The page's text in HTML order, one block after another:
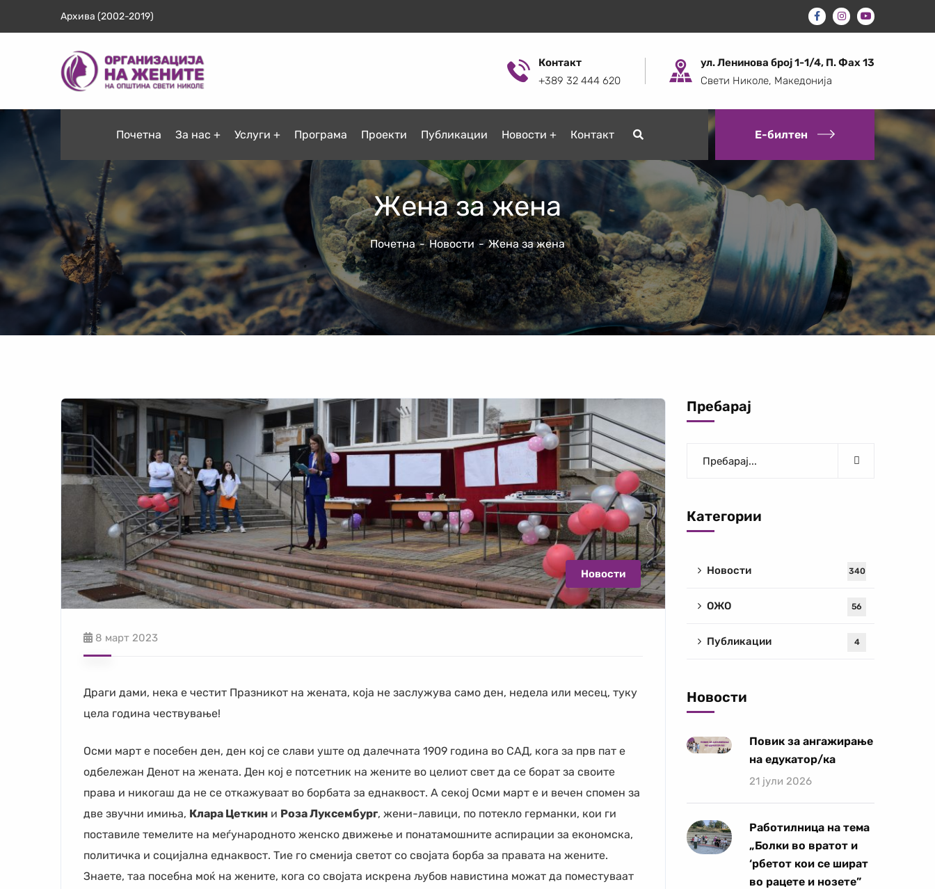
Архива (2002-2019)
Контакт
+389 32 444 620
ул. Ленинова број 1-1/4, П. Фах 13
Свети Николе, Македонија
Почетна За нас Услуги Програмa Проекти Публикации Новости Контакт Е-билтен
Жена за жена
Почетна Новости Жена за жена
Новости
8 март 2023
Драги дами, нека е честит Празникот на жената, која не заслужува само ден, недела или месец, туку
цела година чествување!
Осми март е посебен ден, ден кој се слави уште од далечната 1909 година во САД, кога за прв пат е
одбележан Денот на жената. Ден кој е потсетник на жените во целиот свет да се борат за своите
права и никогаш да не се откажуваат во борбата за еднаквост. А секој Осми март е и вечен спомен за
две звучни имиња, Клара Цеткин и Роза Луксембург, жени-лавици, по потекло германки, кои ги
поставиле темелите на меѓународното женско движење и понатамошните аспирации за економска,
политичка и социјална еднаквост. Тие го сменија светот со својата борба за правата на жените.
Знаете, таа посебна моќ на жените, кога со својата искрена љубов навистина можат да поместуваат
Пребарај
Категории
Новости 340
ОЖО 56
Публикации 4
Новости
Повик за ангажирање
на едукатор/ка
21 јули 2026
Работилница на тема
„Болки во вратот и
‘рбетот кои се шират
во рацете и нозете”